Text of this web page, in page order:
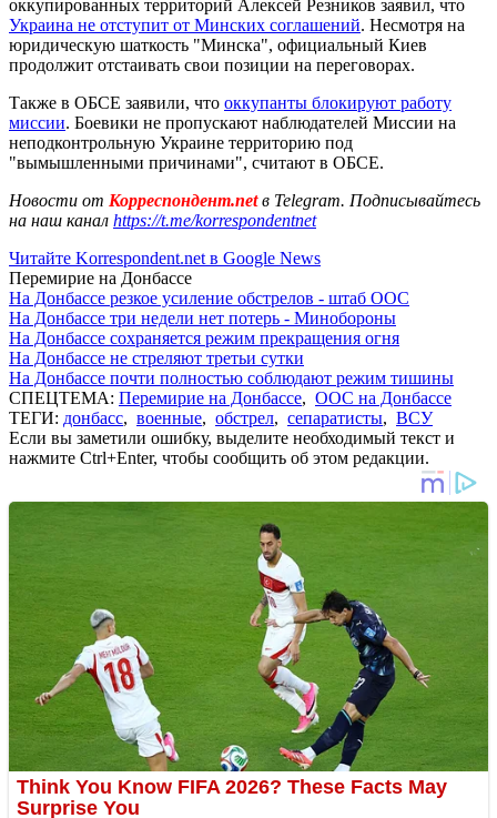
оккупированных территорий Алексей Резников заявил, что
Украина не отступит от Минских соглашений. Несмотря на
юридическую шаткость "Минска", официальный Киев
продолжит отстаивать свои позиции на переговорах.
Также в ОБСЕ заявили, что оккупанты блокируют работу
миссии. Боевики не пропускают наблюдателей Миссии на
неподконтрольную Украине территорию под
"вымышленными причинами", считают в ОБСЕ.
Новости от Корреспондент.netв Telegram. Подписывайтесь
на наш канал https://t.me/korrespondentnet
Читайте Korrespondent.net в Google News
Перемирие на Донбассе
На Донбассе резкое усиление обстрелов - штаб ООС
На Донбассе три недели нет потерь - Минобороны
На Донбассе сохраняется режим прекращения огня
На Донбассе не стреляют третьи сутки
На Донбассе почти полностью соблюдают режим тишины
СПЕЦТЕМА: Перемирие на Донбассе, ООС на Донбассе
ТЕГИ: донбасс, военные, обстрел, сепаратисты, ВСУ
Если вы заметили ошибку, выделите необходимый текст и
нажмите Ctrl+Enter, чтобы сообщить об этом редакции.